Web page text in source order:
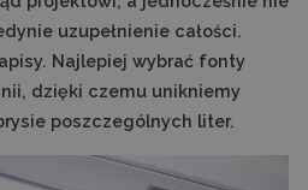
uzupełnienie całości.
Najlepiej wybrać fonty
dzięki czemu unikniemy
poszczególnych liter.